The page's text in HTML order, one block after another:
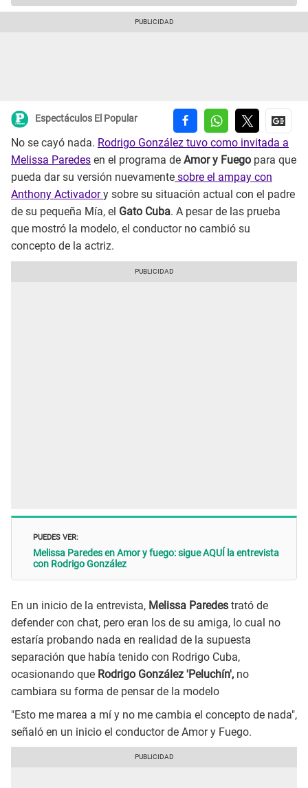
Espectáculos El Popular
No se cayó nada. Rodrigo González tuvo como invitada a
Melissa Paredes en el programa de Amor y Fuego para que
pueda dar su versión nuevamente sobre el ampay con
Anthony Activadory sobre su situación actual con el padre
de su pequeña Mía, el Gato Cuba. A pesar de las prueba
que mostró la modelo, el conductor no cambió su
concepto de la actriz.
PUEDES VER:
Melissa Paredes en Amor y fuego: sigue AQUÍ la entrevista
con Rodrigo González
En un inicio de la entrevista, Melissa Paredes trató de
defender con chat, pero eran los de su amiga, lo cual no
estaría probando nada en realidad de la supuesta
separación que había tenido con Rodrigo Cuba,
ocasionando que Rodrigo González 'Peluchín', no
cambiara su forma de pensar de la modelo
"Esto me marea a mí y no me cambia el concepto de nada",
señaló en un inicio el conductor de Amor y Fuego.